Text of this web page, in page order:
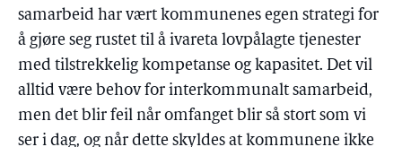
samarbeid har vært kommunenes egen strategi for
å gjøre seg rustet til å ivareta lovpålagte tjenester
med tilstrekkelig kompetanse og kapasitet. Det vil
alltid være behov for interkommunalt samarbeid,
men det blir feil når omfanget blir så stort som vi
ser i dag, og når dette skyldes at kommunene ikke